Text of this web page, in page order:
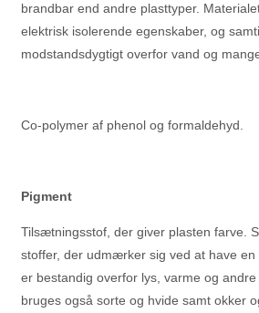
brandbar end andre plasttyper.
elektrisk isolerende egenskaber, og
modstandsdygtigt overfor vand og
Co-polymer af phenol og formaldehyd.
Pigment
Tilsætningsstof, der giver plasten farve.
stoffer, der udmærker sig ved at have
er bestandig overfor lys, varme og
bruges også sorte og hvide samt okker